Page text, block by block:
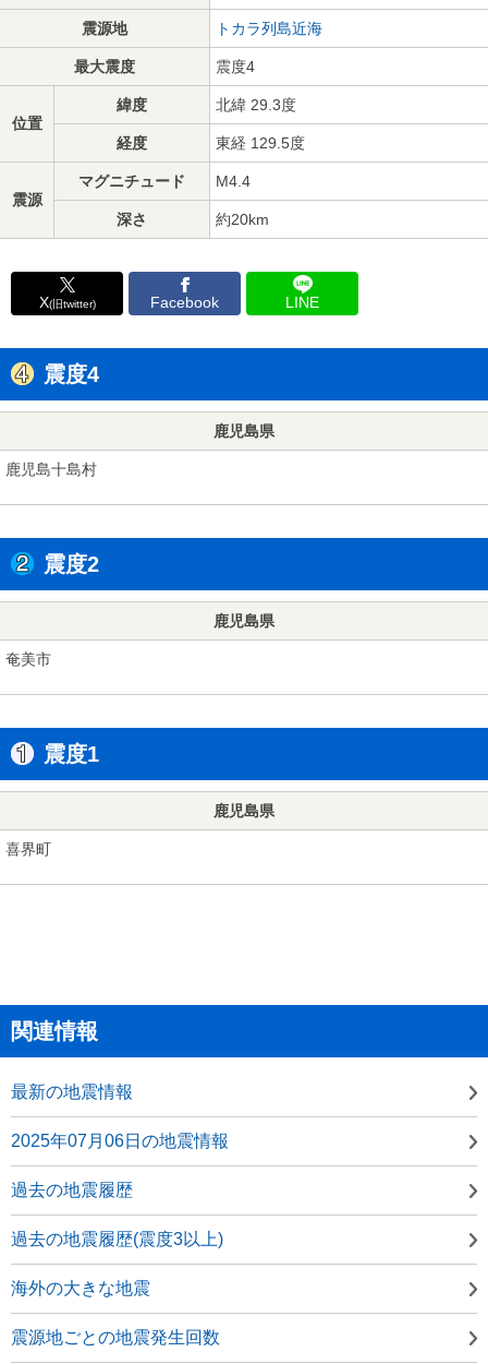
震源地 トカラ列島近海
最大震度 震度4
位置
緯度 北緯 29.3度
経度 東経 129.5度
震源
マグニチュード M4.4
深さ 約20km
X(旧twitter) Facebook LINE
震度4
鹿児島県
鹿児島十島村
震度2
鹿児島県
奄美市
震度1
鹿児島県
喜界町
関連情報
最新の地震情報
2025年07月06日の地震情報
過去の地震履歴
過去の地震履歴(震度3以上)
海外の大きな地震
震源地ごとの地震発生回数